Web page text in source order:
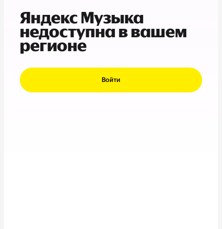
Яндекс Музыка
недоступна в вашем
регионе
Войти